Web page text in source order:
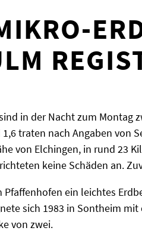
in der Nacht zum Montag
traten nach Angaben von
von Elchingen, in rund 23
keine Schäden an.
Pfaffenhofen ein leichtes
sich 1983 in Sontheim
von zwei.